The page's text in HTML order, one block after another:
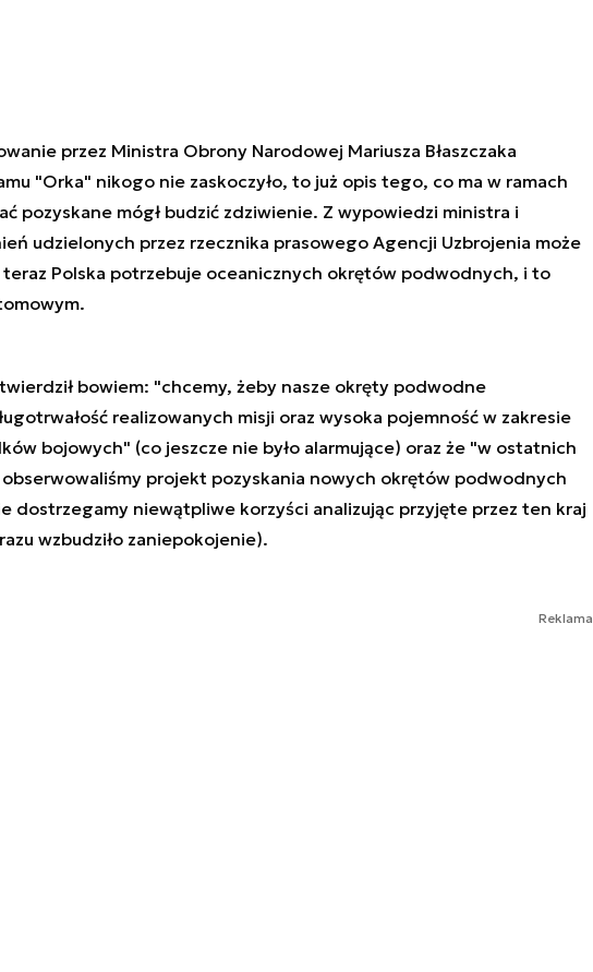
przez Ministra Obrony Narodowej Mariusza Błaszczaka
"Orka" nikogo nie zaskoczyło, to już opis tego, co ma w ramach
pozyskane mógł budzić zdziwienie. Z wypowiedzi ministra i
udzielonych przez rzecznika prasowego Agencji Uzbrojenia może
Polska potrzebuje oceanicznych okrętów podwodnych, i to
bowiem: "chcemy, żeby nasze okręty podwodne
realizowanych misji oraz wysoka pojemność w zakresie
bojowych" (co jeszcze nie było alarmujące) oraz że "w ostatnich
obserwowaliśmy projekt pozyskania nowych okrętów podwodnych
dostrzegamy niewątpliwe korzyści analizując przyjęte przez ten kraj
wzbudziło zaniepokojenie).
Reklama